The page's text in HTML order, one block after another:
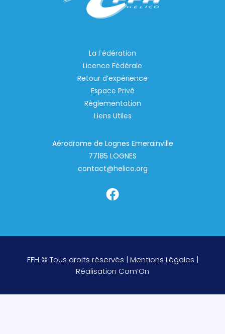
La Fédération
Licence Fédérale
Retour d’expérience
Espace Privé
Règlementation
Liens Utiles
Aérodrome de Lognes Emerainville
77185 LOGNES
contact@helico.org
FFH © Tous droits réservés | Mentions Légales |
Réalisation Com’On